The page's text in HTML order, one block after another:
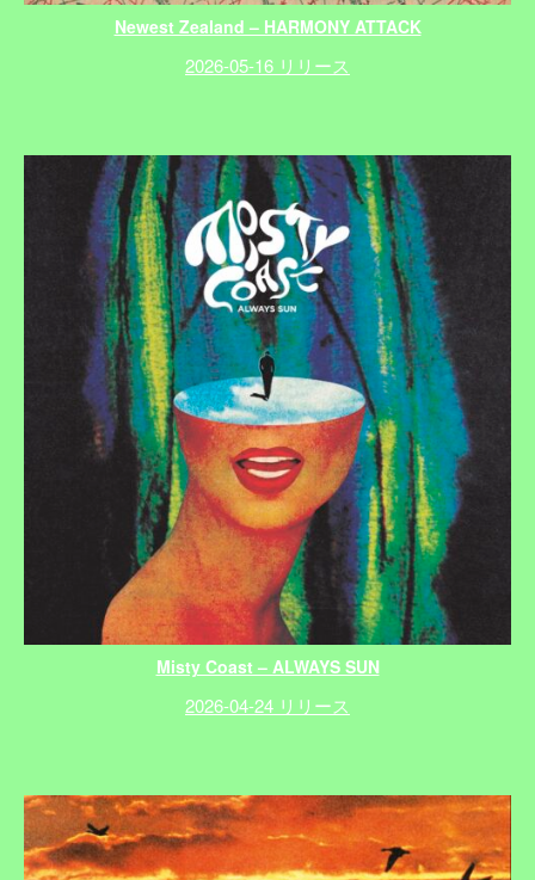
Newest Zealand – HARMONY ATTACK
2026-05-16 リリース
Misty Coast – ALWAYS SUN
2026-04-24 リリース